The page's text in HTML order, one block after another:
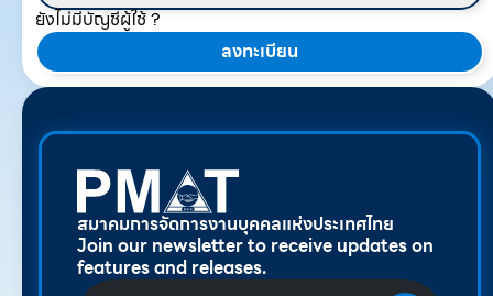
ยังไม่มีบัญชีผู้ใช้ ?
ลงทะเบียน
สมาคมการจัดการงานบุคคลแห่งประเทศไทย
Join our newsletter to receive updates on
features and releases.